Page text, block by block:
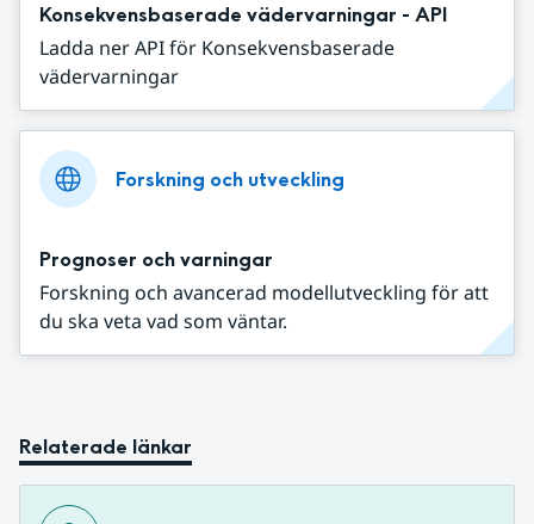
Konsekvensbaserade vädervarningar - API
Ladda ner API för Konsekvensbaserade
vädervarningar
Forskning och utveckling
Prognoser och varningar
Forskning och avancerad modellutveckling för att
du ska veta vad som väntar.
Relaterade länkar